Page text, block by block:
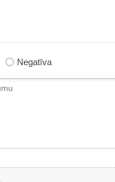
Negatīva